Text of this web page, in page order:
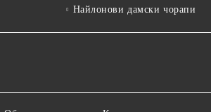
Найлонови дамски чорапи